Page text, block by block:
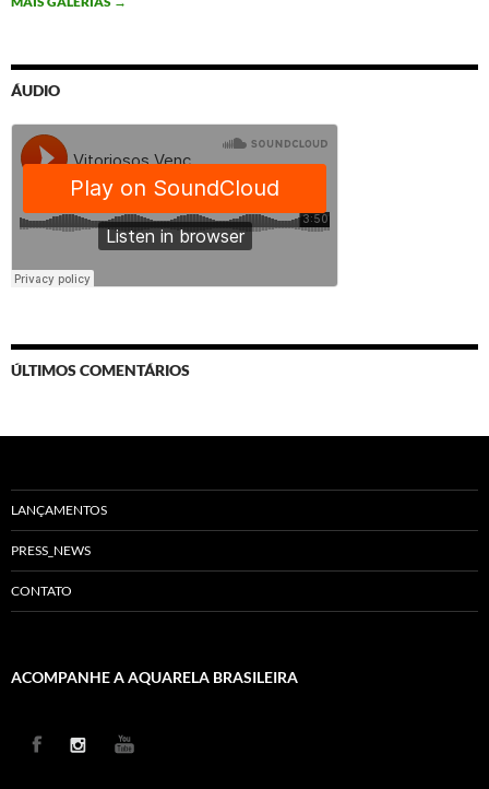
ÁUDIO
ÚLTIMOS COMENTÁRIOS
LANÇAMENTOS
PRESS_NEWS
CONTATO
ACOMPANHE A AQUARELA BRASILEIRA